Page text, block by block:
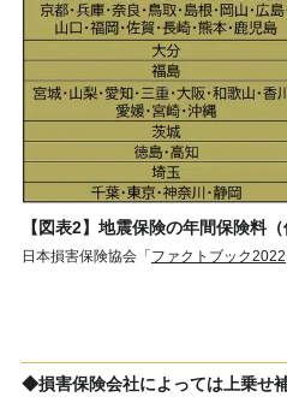
【図表2】地震保険の年間保険料
日本損害保険協会「 ファクトブック2022
◆損害保険会社によっては上乗せ